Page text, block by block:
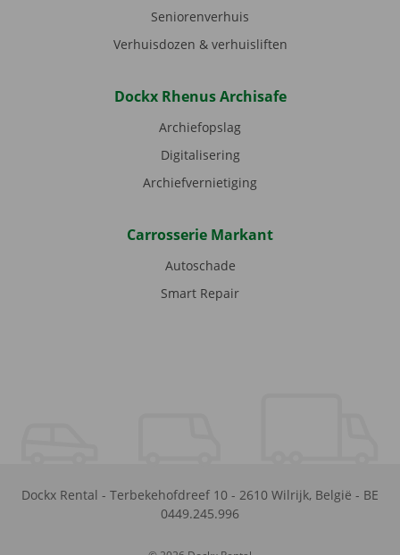
Seniorenverhuis
Verhuisdozen & verhuisliften
Dockx Rhenus Archisafe
Archiefopslag
Digitalisering
Archiefvernietiging
Carrosserie Markant
Autoschade
Smart Repair
Dockx Rental - Terbekehofdreef 10 - 2610 Wilrijk, België - BE
0449.245.996